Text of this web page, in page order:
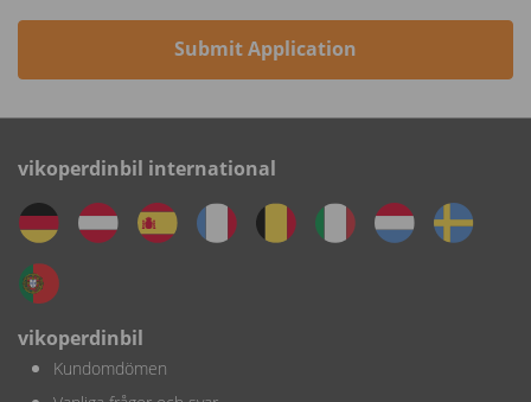
Submit Application
vikoperdinbil international
vikoperdinbil
Kundomdömen